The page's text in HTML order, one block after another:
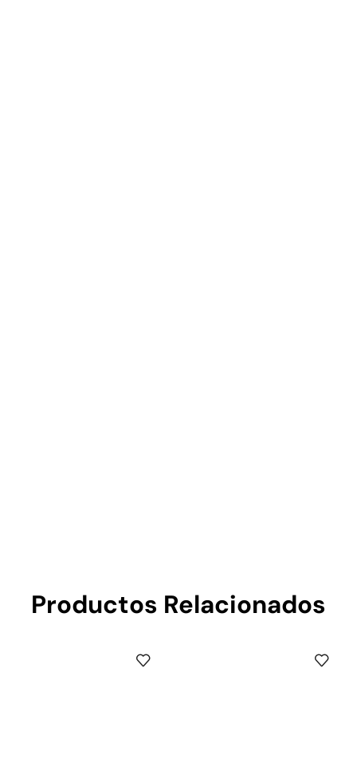
Productos Relacionados